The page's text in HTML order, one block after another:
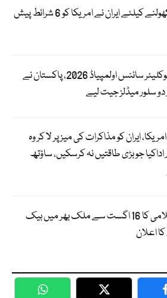
آبنائے ہرمز کھولنے کیلئے ایران نے امریکا کو 6 شرائط پیش
انٹرنیشنل نیوکلیئر سائنس اولمپیاڈ 2026، پاکستان نے
دو سلور میڈلز جیت لیے
ایران کو مذاکرات کی میز پر لا کر وہ
اداکیا جو بڑی طاقتیں نہ کرسکیں، ساؤتھ
جماعت اسلامی کا 16 اگست سے ملک بھر میں بیک
اعلان